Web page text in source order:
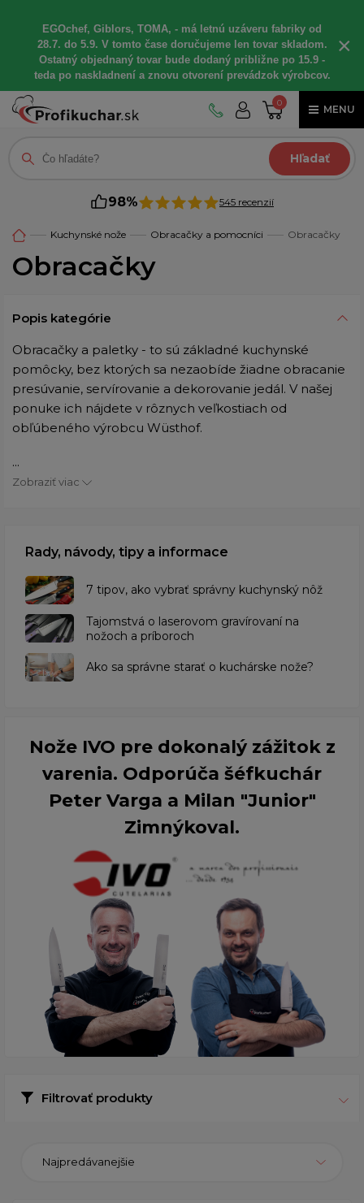
EGOchef, Giblors, TOMA, - má letnú uzáveru fabriky od
28.7. do 5.9. V tomto čase doručujeme len tovar skladom.
Ostatný objednaný tovar bude dodaný približne po 15.9 -
teda po naskladnení a znovu otvorení prevádzok výrobcov.
×
0
MENU
Hľadať
98% 545 recenzií
Kuchynské nože Obracačky a pomocníci Obracačky
Obracačky
Popis kategórie
Obracačky a paletky - to sú základné kuchynské
pomôcky, bez ktorých sa nezaobíde žiadne obracanie
presúvanie, servírovanie a dekorovanie jedál. V našej
ponuke ich nájdete v rôznych veľkostiach od
obľúbeného výrobcu Wüsthof.
...
Zobraziť viac
Rady, návody, tipy a informace
7 tipov, ako vybrať správny kuchynský nôž
Tajomstvá o laserovom gravírovaní na
nožoch a príboroch
Ako sa správne starať o kuchárske nože?
Nože IVO pre dokonalý zážitok z
varenia. Odporúča šéfkuchár
Peter Varga a Milan "Junior"
Zimnýkoval.
Filtrovať produkty
Najpredávanejšie